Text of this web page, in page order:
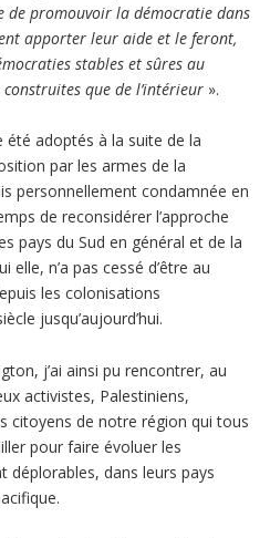
de promouvoir la démocratie dans
apporter leur aide et le feront,
stables et sûres au
que de l’intérieur».
été adoptés à la suite de la
par les armes de la
personnellement condamnée en
de reconsidérer l’approche
pays du Sud en général et de la
n’a pas cessé d’être au
les colonisations
jusqu’aujourd’hui.
j’ai ainsi pu rencontrer, au
activistes, Palestiniens,
citoyens de notre région qui tous
pour faire évoluer les
déplorables, dans leurs pays